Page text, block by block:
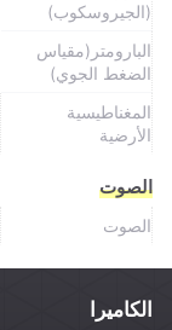
(الجيروسكوب)
البارومتر(مقياس
الضغط الجوي)
المغناطيسية
الأرضية
الصوت
الصوت
الكاميرا